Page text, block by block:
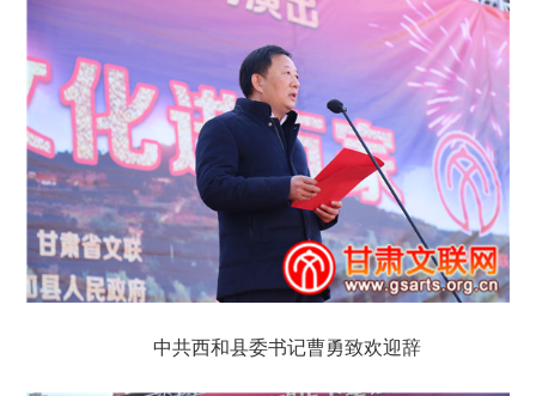
中共西和县委书记曹勇致欢迎辞